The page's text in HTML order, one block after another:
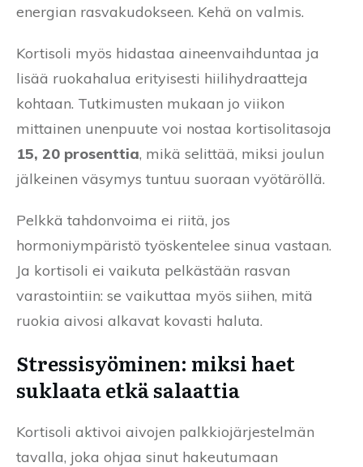
energian rasvakudokseen. Kehä on valmis.
Kortisoli myös hidastaa aineenvaihduntaa ja
lisää ruokahalua erityisesti hiilihydraatteja
kohtaan. Tutkimusten mukaan jo viikon
mittainen unenpuute voi nostaa kortisolitasoja
15, 20 prosenttia, mikä selittää, miksi joulun
jälkeinen väsymys tuntuu suoraan vyötäröllä.
Pelkkä tahdonvoima ei riitä, jos
hormoniympäristö työskentelee sinua vastaan.
Ja kortisoli ei vaikuta pelkästään rasvan
varastointiin: se vaikuttaa myös siihen, mitä
ruokia aivosi alkavat kovasti haluta.
Stressisyöminen: miksi haet
suklaata etkä salaattia
Kortisoli aktivoi aivojen palkkiojärjestelmän
tavalla, joka ohjaa sinut hakeutumaan